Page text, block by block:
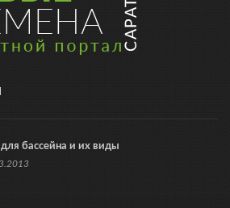
бассейна и их виды